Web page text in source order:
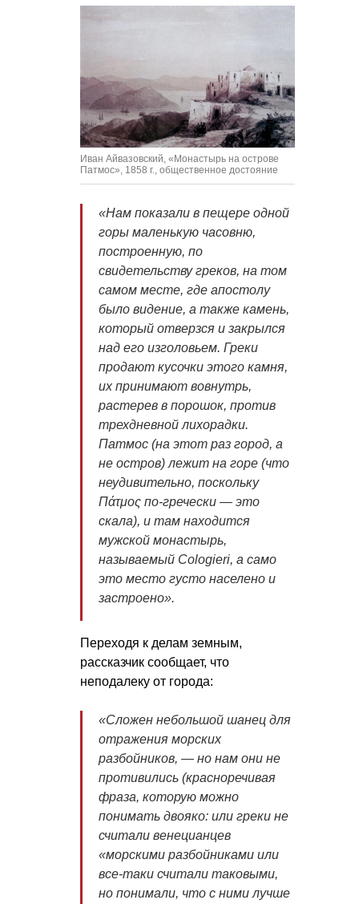
Иван Айвазовский, «Монастырь на острове
Патмос», 1858 г., общественное достояние
«Нам показали в пещере одной
горы маленькую часовню,
построенную, по
свидетельству греков, на том
самом месте, где апостолу
было видение, а также камень,
который отверзся и закрылся
над его изголовьем. Греки
продают кусочки этого камня,
их принимают вовнутрь,
растерев в порошок, против
трехдневной лихорадки.
Патмос (на этот раз город, а
не остров) лежит на горе (что
неудивительно, поскольку
Πάτμος по-гречески — это
скала), и там находится
мужской монастырь,
называемый Cologieri, а само
это место густо населено и
застроено».
Переходя к делам земным,
рассказчик сообщает, что
неподалеку от города:
«Сложен небольшой шанец для
отражения морских
разбойников, — но нам они не
противились (красноречивая
фраза, которую можно
понимать двояко: или греки не
считали венецианцев
«морскими разбойниками или
все-таки считали таковыми,
но понимали, что с ними лучше